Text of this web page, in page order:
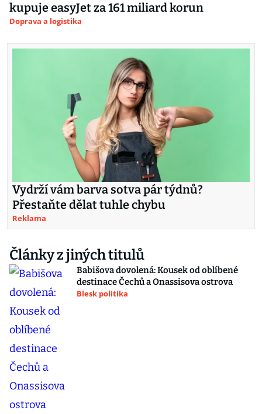
kupuje easyJet za 161 miliard korun
Doprava a logistika
Vydrží vám barva sotva pár týdnů?
Přestaňte dělat tuhle chybu
Reklama
Články z jiných titulů
Babišova dovolená: Kousek od oblíbené
destinace Čechů a Onassisova ostrova
Blesk politika